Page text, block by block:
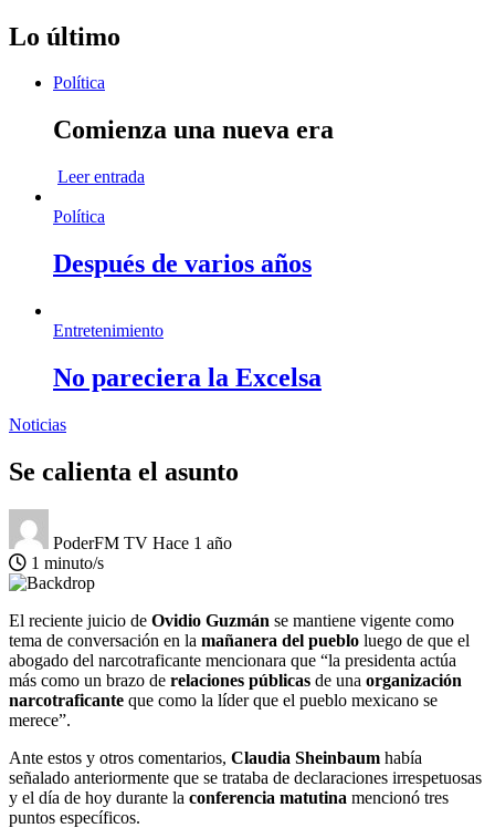
Lo último
Política
Comienza una nueva era
Leer entrada
Política
Después de varios años
Entretenimiento
No pareciera la Excelsa
Noticias
Se calienta el asunto
PoderFM TV Hace 1 año
1 minuto/s
El reciente juicio de Ovidio Guzmán se mantiene vigente como
tema de conversación en la mañanera del pueblo luego de que el
abogado del narcotraficante mencionara que “la presidenta actúa
más como un brazo de relaciones públicas de una organización
narcotraficante que como la líder que el pueblo mexicano se
merece”.
Ante estos y otros comentarios, Claudia Sheinbaum había
señalado anteriormente que se trataba de declaraciones irrespetuosas
y el día de hoy durante la conferencia matutina mencionó tres
puntos específicos.